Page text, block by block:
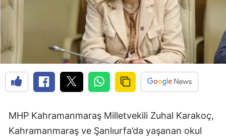
MHP Kahramanmaraş Milletvekili Zuhal Karakoç,
Kahramanmaraş ve Şanlıurfa’da yaşanan okul